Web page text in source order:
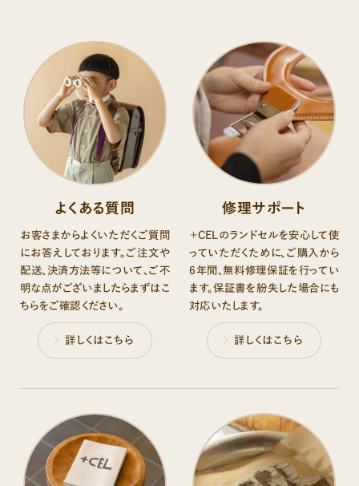
よくある質問
お客さまからよくいただくご質問
にお答えしております。ご注文や
配送、決済方法等について、ご不
明な点がございましたらまずはこ
ちらをご確認ください。
詳しくはこちら
修理サポート
＋CELのランドセルを安心して使
っていただくために、ご購入から
6年間、無料修理保証を⾏ってい
ます。保証書を紛失した場合にも
対応いたします。
詳しくはこちら